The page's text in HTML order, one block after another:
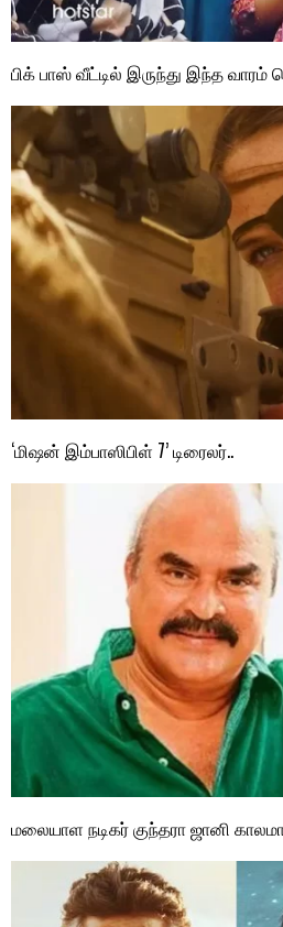
பிக் பாஸ் வீட்டில் இருந்து இந்த வாரம்
‘மிஷன் இம்பாஸிபிள் 7’ டிரைலர்..
மலையாள நடிகர் குந்தரா ஜானி